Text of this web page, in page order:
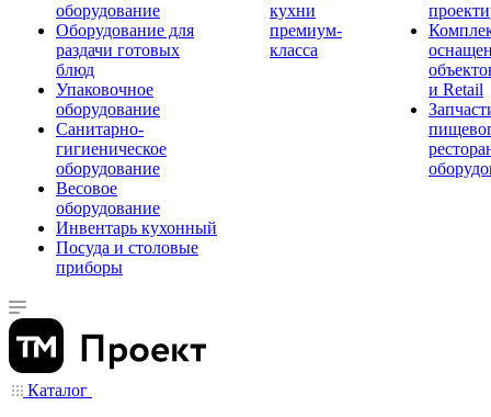
оборудование
Оборудование для
раздачи готовых
блюд
Упаковочное
оборудование
Санитарно-
гигиеническое
оборудование
Весовое
оборудование
Инвентарь кухонный
Посуда и столовые
приборы
кухни
премиум-
класса
и Retail
Каталог